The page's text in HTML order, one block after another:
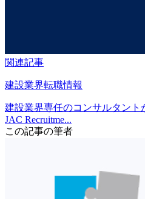
関連記事
建設業界転職情報
建設業界専任のコンサルタント
JAC Recruitme...
この記事の筆者